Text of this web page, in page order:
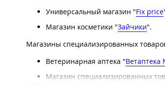
Универсальный магазин "Fix price
Магазин косметики "Зайчики".
Магазины специализированных
Ветеринарная аптека "Ветаптека
Магазин специализированных